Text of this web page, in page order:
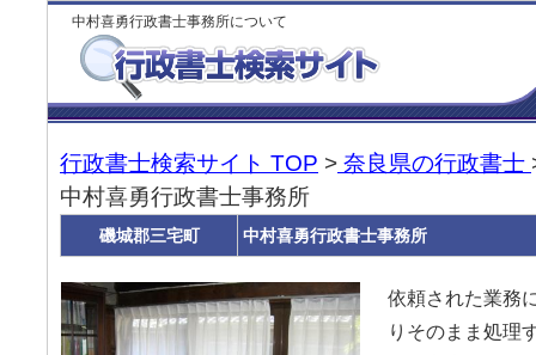
中村喜勇行政書士事務所について
行政書士検索サイト TOP > 奈良県の行政書士
中村喜勇行政書士事務所
磯城郡三宅町 中村喜勇行政書士事務所
依頼された業務
りそのまま処理